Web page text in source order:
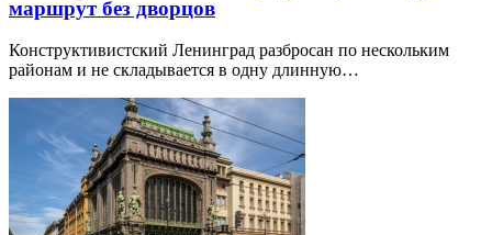
маршрут без дворцов
Конструктивистский Ленинград разбросан по нескольким
районам и не складывается в одну длинную…